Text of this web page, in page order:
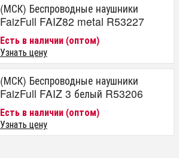
(МСК) Беспроводные наушники
FaizFull FAIZ82 metal R53227
Есть в наличии (оптом)
Узнать цену
(МСК) Беспроводные наушники
FaizFull FAIZ 3 белый R53206
Есть в наличии (оптом)
Узнать цену